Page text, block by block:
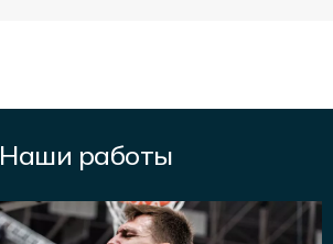
Наши работы